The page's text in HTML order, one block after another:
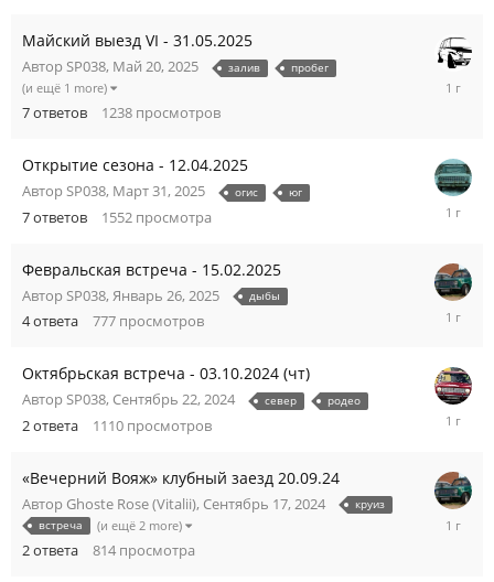
Майский выезд VI - 31.05.2025
АвторSP038, Май 20, 2025 залив пробег
(и ещё 1 more)
7ответов 1238 просмотров
Июнь
Открытие сезона - 12.04.2025
АвторSP038, Март 31, 2025 огис юг
7ответов 1552 просмотра
Апрель
Февральская встреча - 15.02.2025
АвторSP038, Январь 26, 2025 дыбы
4ответа 777 просмотров
Февраль
Октябрьская встреча - 03.10.2024 (чт)
АвторSP038, Сентябрь 22, 2024 север родео
2ответа 1110 просмотров
Октябрь
«Вечерний Вояж» клубный заезд 20.09.24
Автор Ghoste Rose (Vitalii), Сентябрь 17, 2024
круиз
встреча
(и ещё 2 more)
2ответа 814 просмотра